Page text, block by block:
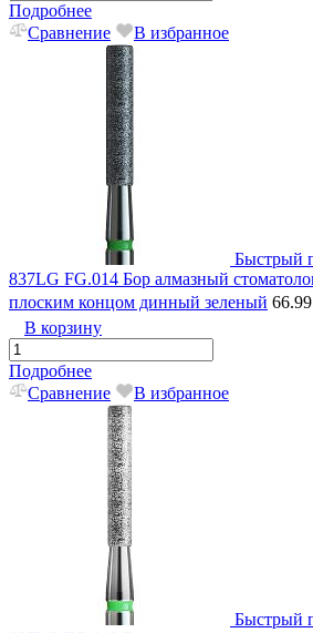
Подробнее
Сравнение
В избранное
Быстрый
837LG FG.014 Бор алмазный
плоским концом динный зеленый
В корзину
Подробнее
Сравнение
В избранное
Быстрый